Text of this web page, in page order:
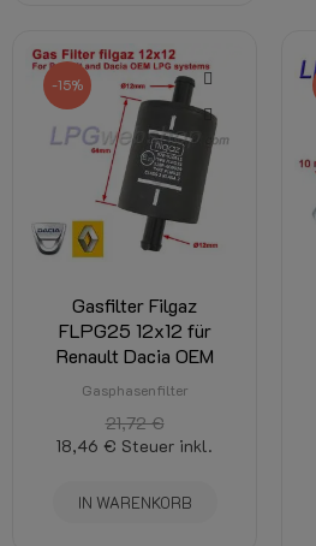
-15%
Gasfilter Filgaz
FLPG25 12x12 für
Renault Dacia OEM
Gasphasenfilter
21,72 €
18,46 € Steuer inkl.
IN WARENKORB